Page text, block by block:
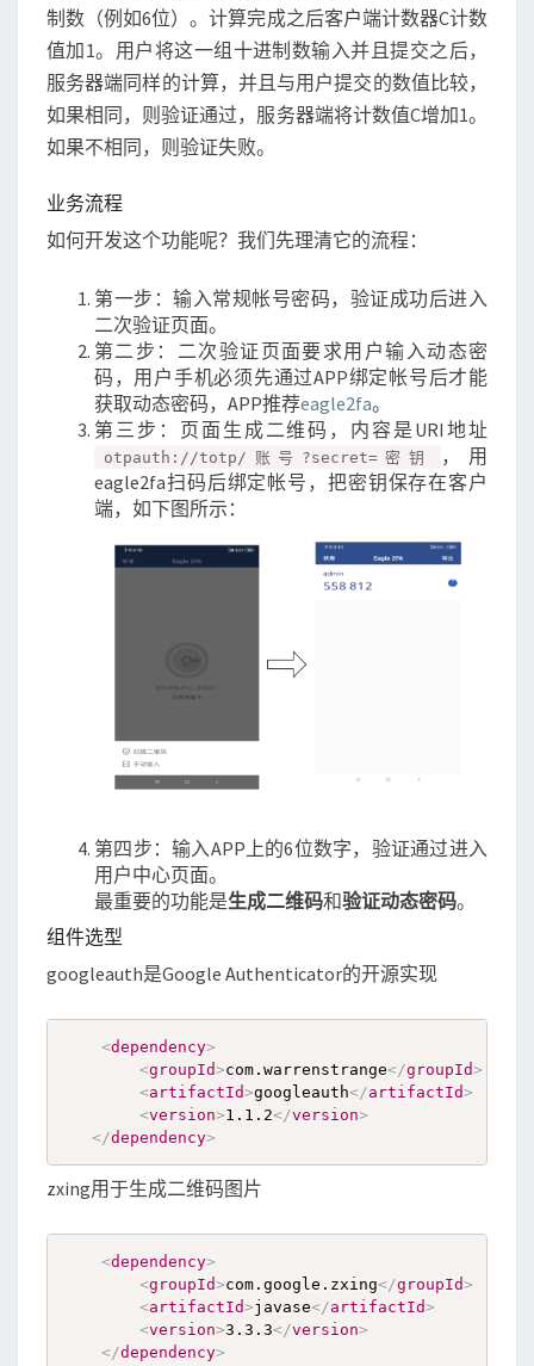
制数（例如6位）。计算完成之后客户端计数器C计数
值加1。用户将这一组十进制数输入并且提交之后，
服务器端同样的计算，并且与用户提交的数值比较，
如果相同，则验证通过，服务器端将计数值C增加1。
如果不相同，则验证失败。
业务流程
如何开发这个功能呢？我们先理清它的流程：
第一步：输入常规帐号密码，验证成功后进入
二次验证页面。
第二步：二次验证页面要求用户输入动态密
码，用户手机必须先通过APP绑定帐号后才能
获取动态密码，APP推荐eagle2fa。
第三步：页面生成二维码，内容是URI地址
otpauth://totp/账号?secret=密钥
，用
eagle2fa扫码后绑定帐号，把密钥保存在客户
端，如下图所示：
第四步：输入APP上的6位数字，验证通过进入
用户中心页面。
最重要的功能是生成二维码和验证动态密码。
组件选型
googleauth是Google Authenticator的开源实现
<dependency>
<groupId>com.warrenstrange</groupId>
<artifactId>googleauth</artifactId>
<version>1.1.2</version>
</dependency>
zxing用于生成二维码图片
<dependency>
<groupId>com.google.zxing</groupId>
<artifactId>javase</artifactId>
<version>3.3.3</version>
</dependency>